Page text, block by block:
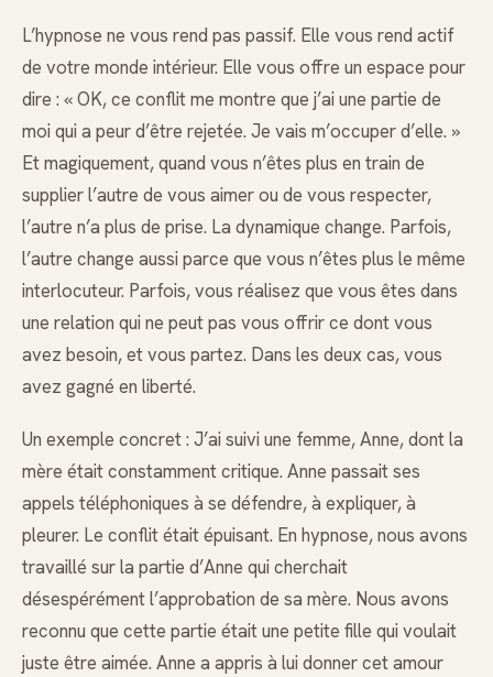
L’hypnose ne vous rend pas passif. Elle vous rend actif
de votre monde intérieur. Elle vous offre un espace pour
dire : « OK, ce conflit me montre que j’ai une partie de
moi qui a peur d’être rejetée. Je vais m’occuper d’elle. »
Et magiquement, quand vous n’êtes plus en train de
supplier l’autre de vous aimer ou de vous respecter,
l’autre n’a plus de prise. La dynamique change. Parfois,
l’autre change aussi parce que vous n’êtes plus le même
interlocuteur. Parfois, vous réalisez que vous êtes dans
une relation qui ne peut pas vous offrir ce dont vous
avez besoin, et vous partez. Dans les deux cas, vous
avez gagné en liberté.
Un exemple concret : J’ai suivi une femme, Anne, dont la
mère était constamment critique. Anne passait ses
appels téléphoniques à se défendre, à expliquer, à
pleurer. Le conflit était épuisant. En hypnose, nous avons
travaillé sur la partie d’Anne qui cherchait
désespérément l’approbation de sa mère. Nous avons
reconnu que cette partie était une petite fille qui voulait
juste être aimée. Anne a appris à lui donner cet amour